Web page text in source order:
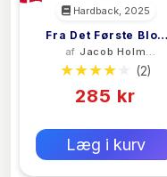
Hardback, 2025
Fra Det Første Blod
Til Den Sidste
Actionhelt
af Jacob Holm
Krogsøe
(2)
285 kr
Læg i kurv